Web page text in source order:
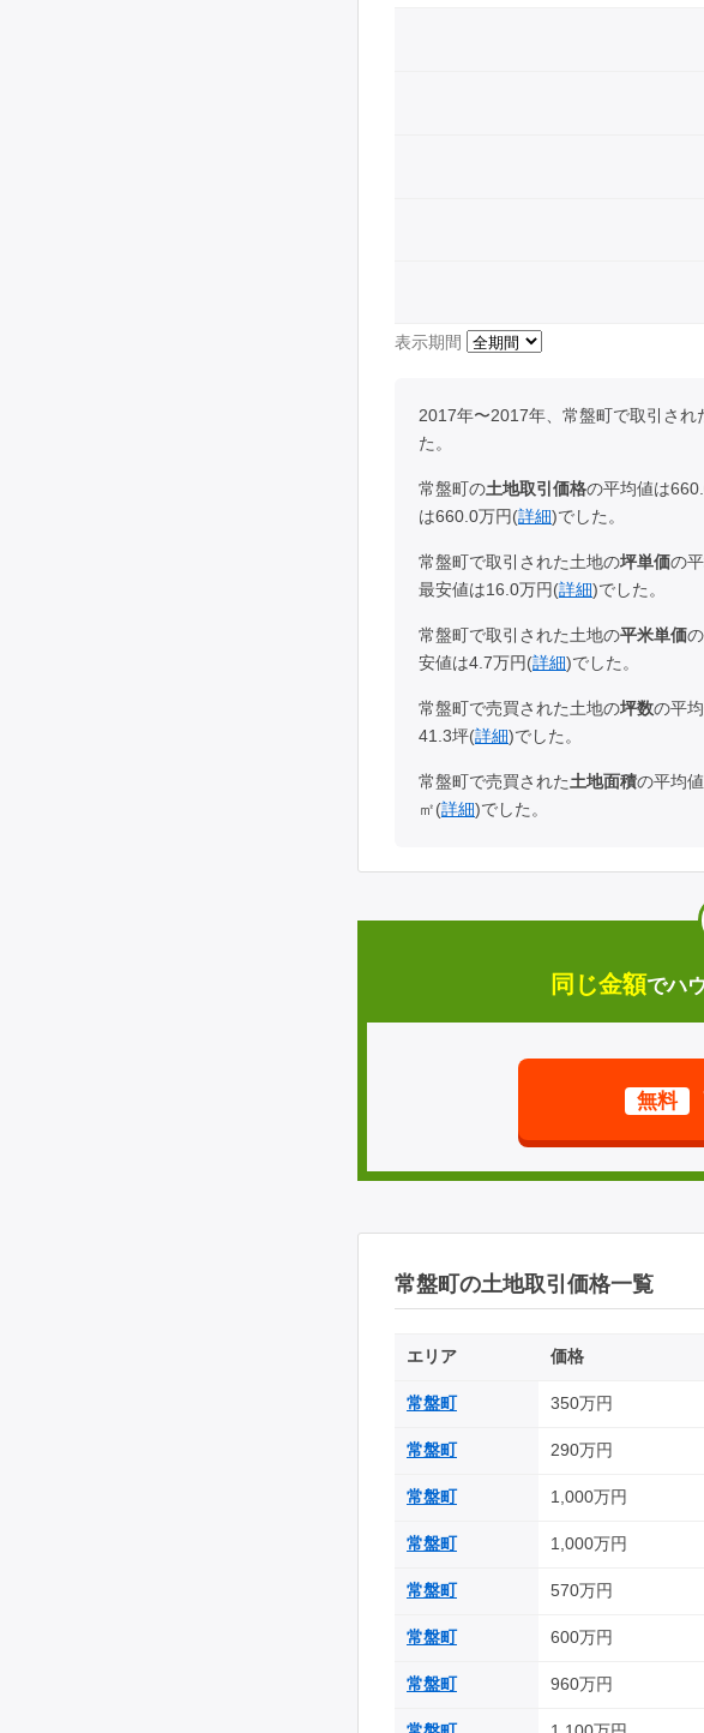
表示期間
2017年〜2017年、常盤町で取引さ
た。
常盤町の土地取引価格の平均値は
は660.0万円(詳細)でした。
常盤町で取引された土地の坪単価の
最安値は16.0万円(詳細)でした。
常盤町で取引された土地の平米単価
安値は4.7万円(詳細)でした。
常盤町で売買された土地の坪数の平
41.3坪(詳細)でした。
常盤町で売買された土地面積の平均
㎡(詳細)でした。
同じ金額でハ
無料
常盤町の土地取引価格一覧
常盤町 350万円
常盤町 290万円
常盤町 1,000万円
常盤町 1,000万円
常盤町 570万円
常盤町 600万円
常盤町 960万円
エリア 価格